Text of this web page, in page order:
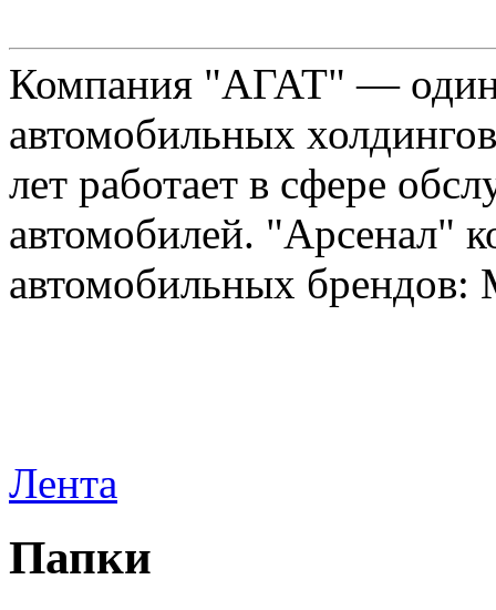
Компания "АГАТ" —
автомобильных
лет работает в сфере
автомобилей. "Арсенал"
автомобильных
Лента
Папки